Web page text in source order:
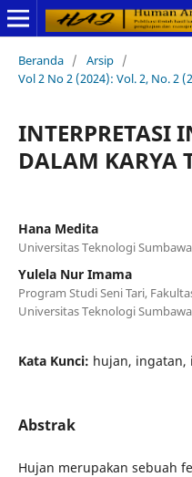
Beranda / Arsip /
Vol 2 No 2 (2024): Vol. 2, No. 2
INTERPRETASI
DALAM KARYA
Hana Medita
Universitas Teknologi Sumbawa
Yulela Nur Imama
Program Studi Seni Tari,
Universitas Teknologi Sumbawa
Kata Kunci: hujan, ingatan,
Abstrak
Hujan merupakan sebuah